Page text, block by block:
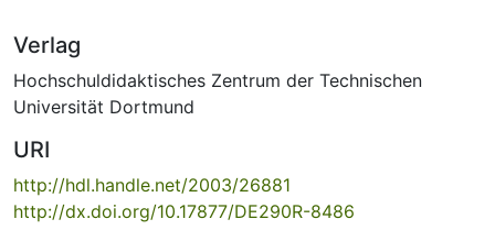
Verlag
Hochschuldidaktisches Zentrum der Technischen
Universität Dortmund
URI
http://hdl.handle.net/2003/26881
http://dx.doi.org/10.17877/DE290R-8486